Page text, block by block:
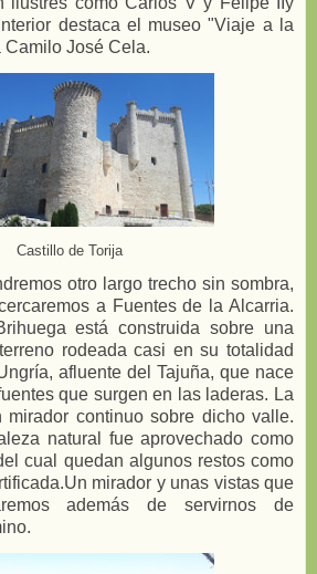
destaca el museo "Viaje a la
José Cela.
Castillo de Torija
otro largo trecho sin sombra,
a Fuentes de la Alcarria.
está construida sobre una
rodeada casi en su totalidad
afluente del Tajuña, que nace
que surgen en las laderas. La
continuo sobre dicho valle.
natural fue aprovechado como
cual quedan algunos restos como
mirador y unas vistas que
además de servirnos de